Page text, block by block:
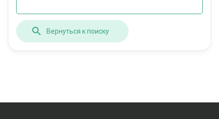
Вернуться к поиску